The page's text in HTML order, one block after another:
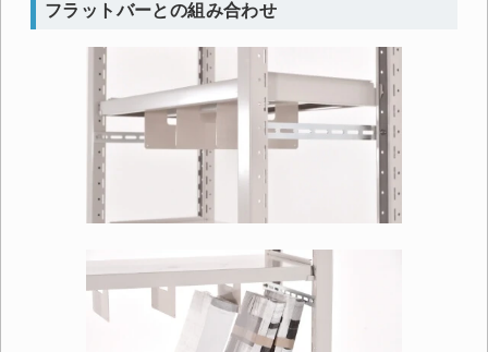
フラットバーとの組み合わせ